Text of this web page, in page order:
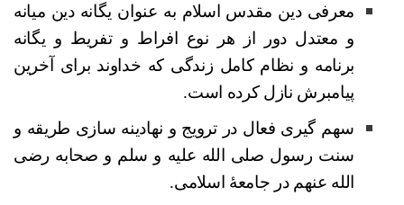
معرفی دین مقدس اسلام به عنوان یگانه دین میانه
و معتدل دور از هر نوع افراط و تفریط و یگانه
برنامه و نظام کامل زندگی که خداوند برای آخرین
پیامبرش نازل کرده است.
سهم گیری فعال در ترویج و نهادینه سازی طریقه و
سنت رسول صلی الله علیه و سلم و صحابه رضی
الله عنهم در جامعۀ اسلامی.